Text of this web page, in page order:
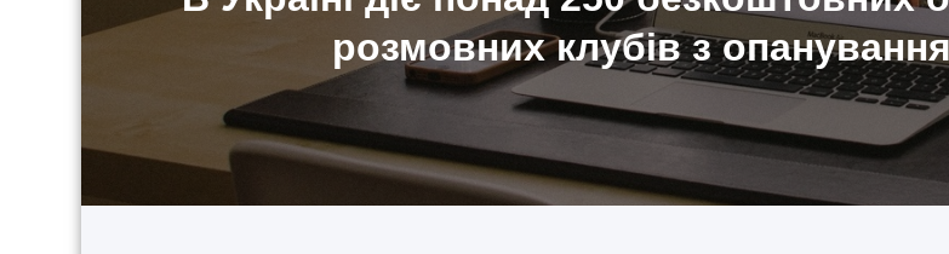
розмовних клубів з